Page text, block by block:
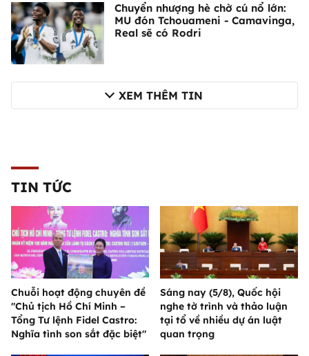
Chuyển nhượng hè chờ cú nổ lớn:
MU đón Tchouameni - Camavinga,
Real sẽ có Rodri
XEM THÊM TIN
TIN TỨC
Chuỗi hoạt động chuyên đề
"Chủ tịch Hồ Chí Minh –
Tổng Tư lệnh Fidel Castro:
Nghĩa tình son sắt đặc biệt"
Sáng nay (5/8), Quốc hội
nghe tờ trình và thảo luận
tại tổ về nhiều dự án luật
quan trọng